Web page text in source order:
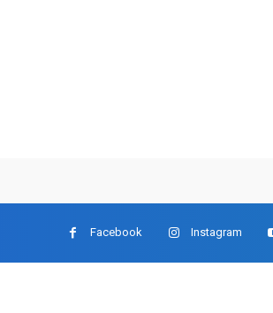
Facebook Instagram